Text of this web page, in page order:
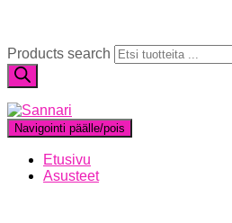
Products search
Navigointi päälle/pois
Etusivu
Asusteet